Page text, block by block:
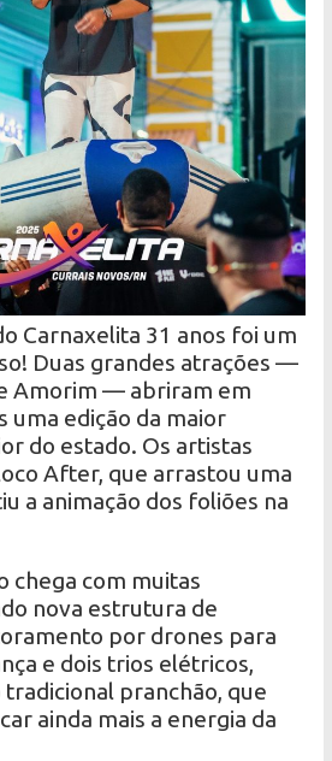
Carnaxelita 31 anos foi um
Duas grandes atrações —
Amorim — abriram em
uma edição da maior
do estado. Os artistas
After, que arrastou uma
a animação dos foliões na
chega com muitas
nova estrutura de
por drones para
e dois trios elétricos,
pranchão, que
ainda mais a energia da